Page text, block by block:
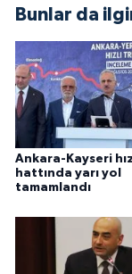
Bunlar da
Ankara-Kayseri
hattında yarı yol
tamamlandı